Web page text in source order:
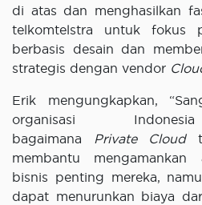
di atas dan menghasilkan
telkomtelstra untuk fokus
berbasis desain dan
strategis dengan vendor
Erik mengungkapkan,
organisasi
bagaimana
Private Cloud
membantu
bisnis penting mereka,
dapat menurunkan biaya